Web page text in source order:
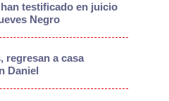
testificado en juicio
Negro
regresan a casa
Daniel